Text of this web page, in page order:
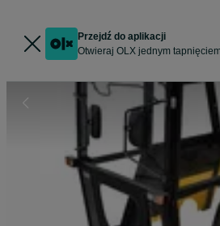
Przejdź do aplikacji
Otwieraj OLX jednym